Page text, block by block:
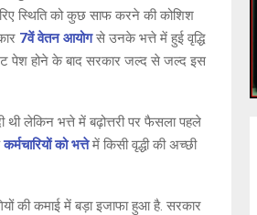
स्थिति को कुछ साफ करने की कोशिश
7वें वेतन आयोगसे उनके भत्ते में हुई वृद्धि
पेश होने के बाद सरकार जल्द से जल्द इस
लेकिन भत्ते में बढ़ोत्तरी पर फैसला पहले
कर्मचारियों को भत्तेमें किसी वृद्धी की अच्छी
की कमाई में बड़ा इजाफा हुआ है. सरकार